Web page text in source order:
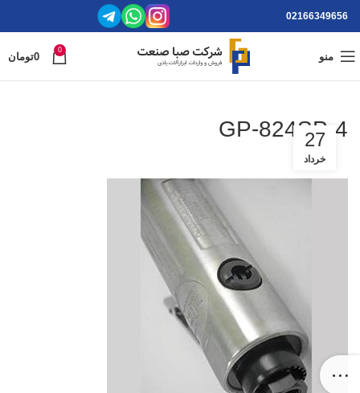
02166349656
منو
0
0تومان
GP-824SP-4
27
خرداد